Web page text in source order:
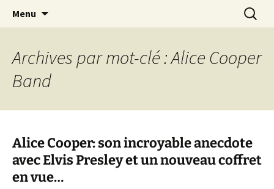
Laurent Rieppi
Journaliste musical · Historien du rock ·
Conférencier
Menu
Archives par mot-clé : Alice Cooper
Band
Alice Cooper: son incroyable anecdote
avec Elvis Presley et un nouveau coffret
en vue…